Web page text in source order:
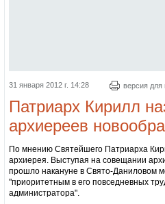
31 января 2012 г. 14:28 версия для
Патриарх Кирилл
архиереев
По мнению Святейшего Патриарха
архиерея. Выступая на совещании
прошло накануне в Свято-Даниловом
"приоритетным в его повседневных
администратора".